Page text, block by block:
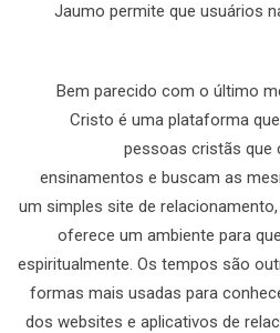
Jaumo permite que usuários
Bem parecido com o último
Cristo é uma plataforma
pessoas cristãs que
ensinamentos e buscam as
um simples site de
oferece um ambiente para
espiritualmente. Os tempos são
formas mais usadas para
dos websites e aplicativos de